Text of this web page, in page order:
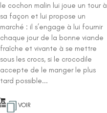
le cochon malin lui joue un tour à
sa façon et lui propose un
marché : il s’engage à lui fournir
chaque jour de la bonne viande
fraîche et vivante à se mettre
sous les crocs, si le crocodile
accepte de le manger le plus
tard possible...
VOIR